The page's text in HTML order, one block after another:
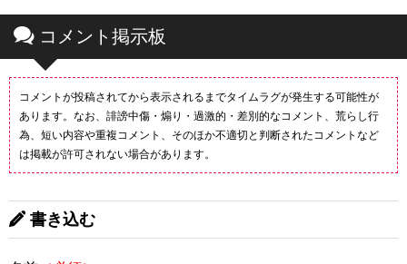
コメント掲示板
コメントが投稿されてから表示されるまでタイムラグが発生する可能性が
あります。なお、誹謗中傷・煽り・過激的・差別的なコメント、荒らし行
為、短い内容や重複コメント、そのほか不適切と判断されたコメントなど
は掲載が許可されない場合があります。
書き込む